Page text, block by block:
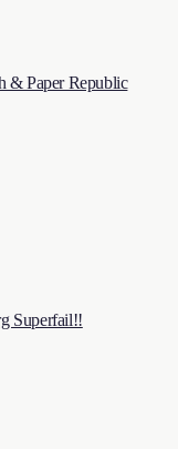
& Paper Republic
Superfail!!